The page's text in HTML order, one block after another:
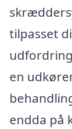
tilpasset
en
endda på